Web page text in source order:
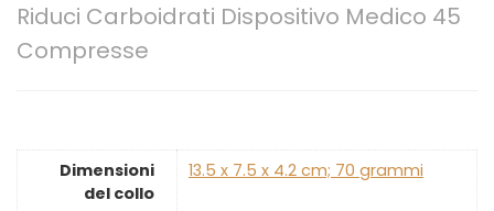
Riduci Carboidrati Dispositivo Medico 45
Compresse
Dimensioni
del collo
‎13.5 x 7.5 x 4.2 cm; 70 grammi